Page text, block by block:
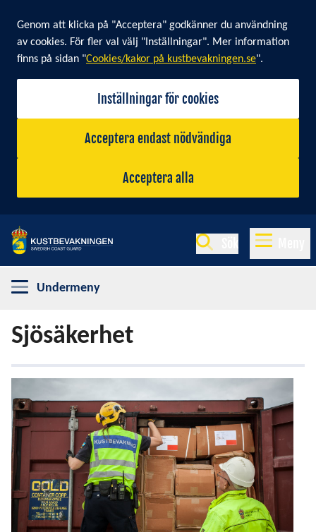
Cookie banner
Genom att klicka på "Acceptera" godkänner du användning
av cookies. För fler val välj "Inställningar". Mer information
finns på sidan "Cookies/kakor på kustbevakningen.se".
Inställningar för cookies
Acceptera endast nödvändiga
Acceptera alla
Undermeny
Tullkontroll
Civil sjöinformation
Fiskeriövervakning och -kontroll
Sjösäkerhet